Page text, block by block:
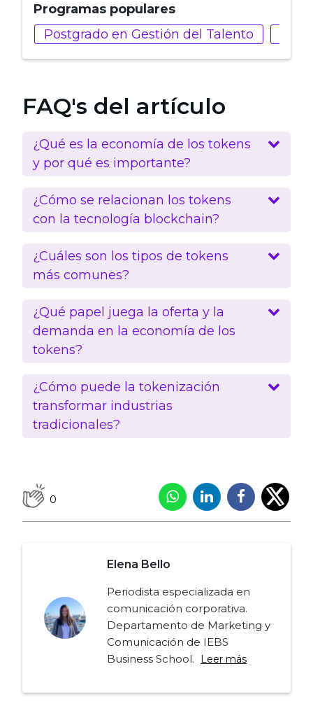
Programas populares
Postgrado en Gestión del Talento
FAQ's del artículo
¿Qué es la economía de los tokens
y por qué es importante?
¿Cómo se relacionan los tokens
con la tecnología blockchain?
¿Cuáles son los tipos de tokens
más comunes?
¿Qué papel juega la oferta y la
demanda en la economía de los
tokens?
¿Cómo puede la tokenización
transformar industrias
tradicionales?
0
Elena Bello
Periodista especializada en
comunicación corporativa.
Departamento de Marketing y
Comunicación de IEBS
Business School.
Leer más